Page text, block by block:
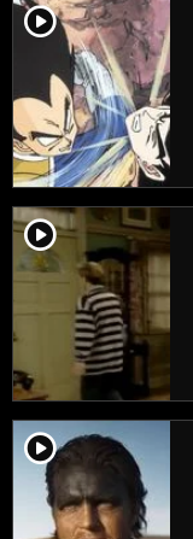
player2
player2
player2